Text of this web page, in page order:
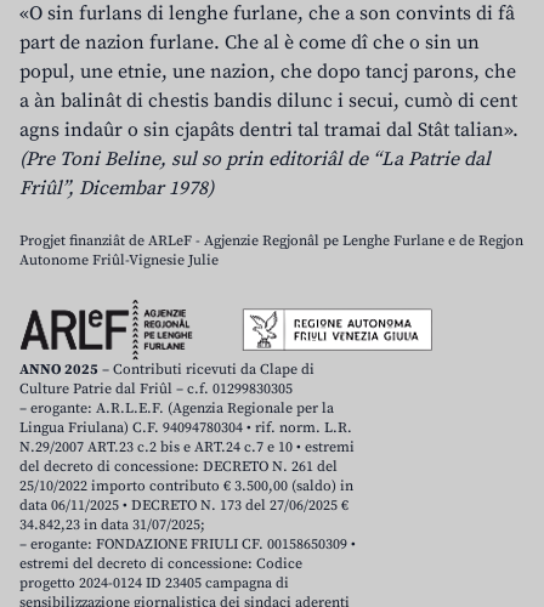
«O sin furlans di lenghe furlane, che a son convints di fâ
part de nazion furlane. Che al è come dî che o sin un
popul, une etnie, une nazion, che dopo tancj parons, che
a àn balinât di chestis bandis dilunc i secui, cumò di cent
agns indaûr o sin cjapâts dentri tal tramai dal Stât talian».
(Pre Toni Beline, sul so prin editoriâl de “La Patrie dal
Friûl”, Dicembar 1978)
Progjet finanziât de ARLeF - Agjenzie Regjonâl pe Lenghe Furlane e de Regjon
Autonome Friûl-Vignesie Julie
ANNO 2025 – Contributi ricevuti da Clape di
Culture Patrie dal Friûl – c.f. 01299830305
– erogante: A.R.L.E.F. (Agenzia Regionale per la
Lingua Friulana) C.F. 94094780304 • rif. norm. L.R.
N.29/2007 ART.23 c.2 bis e ART.24 c.7 e 10 • estremi
del decreto di concessione: DECRETO N. 261 del
25/10/2022 importo contributo € 3.500,00 (saldo) in
data 06/11/2025 • DECRETO N. 173 del 27/06/2025 €
34.842,23 in data 31/07/2025;
– erogante: FONDAZIONE FRIULI CF. 00158650309 •
estremi del decreto di concessione: Codice
progetto 2024-0124 ID 23405 campagna di
sensibilizzazione giornalistica dei sindaci aderenti